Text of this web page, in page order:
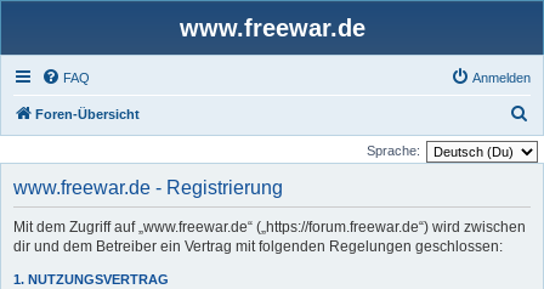
www.freewar.de
FAQ Anmelden
Foren-Übersicht
u
Sprache:
www.freewar.de - Registrierung
Mit dem Zugriff auf „www.freewar.de“ („https://forum.freewar.de“) wird zwischen
dir und dem Betreiber ein Vertrag mit folgenden Regelungen geschlossen:
1. NUTZUNGSVERTRAG